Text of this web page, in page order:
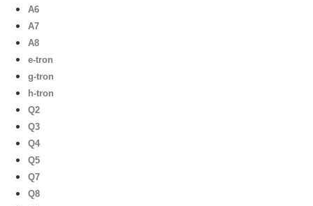
A6
A7
A8
e-tron
g-tron
h-tron
Q2
Q3
Q4
Q5
Q7
Q8